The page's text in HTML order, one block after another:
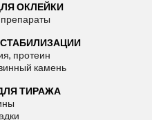
ОКЛЕЙКИ
протеин
камень
ТИРАЖА